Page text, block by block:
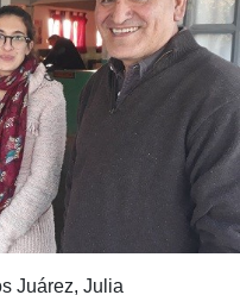
Juárez, Julia